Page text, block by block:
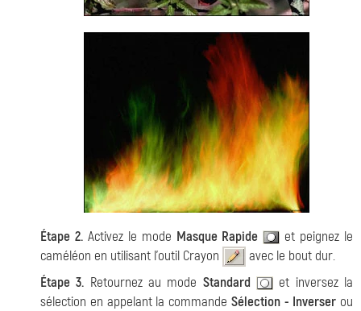
Étape 2.Activez le mode Masque Rapide
et peignez le
caméléon en utilisant l'outil Crayon
avec le bout dur.
Étape 3. Retournez au mode Standard
et inversez la
sélection en appelant la commande Sélection - Inverser ou